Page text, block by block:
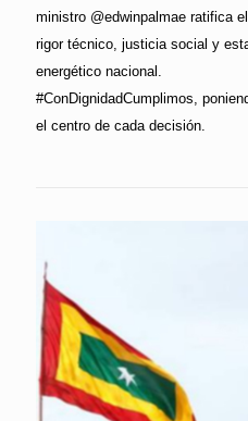
ministro @edwinpalmae ratifica
rigor técnico, justicia social y
energético nacional.
#ConDignidadCumplimos,
el centro de cada decisión.